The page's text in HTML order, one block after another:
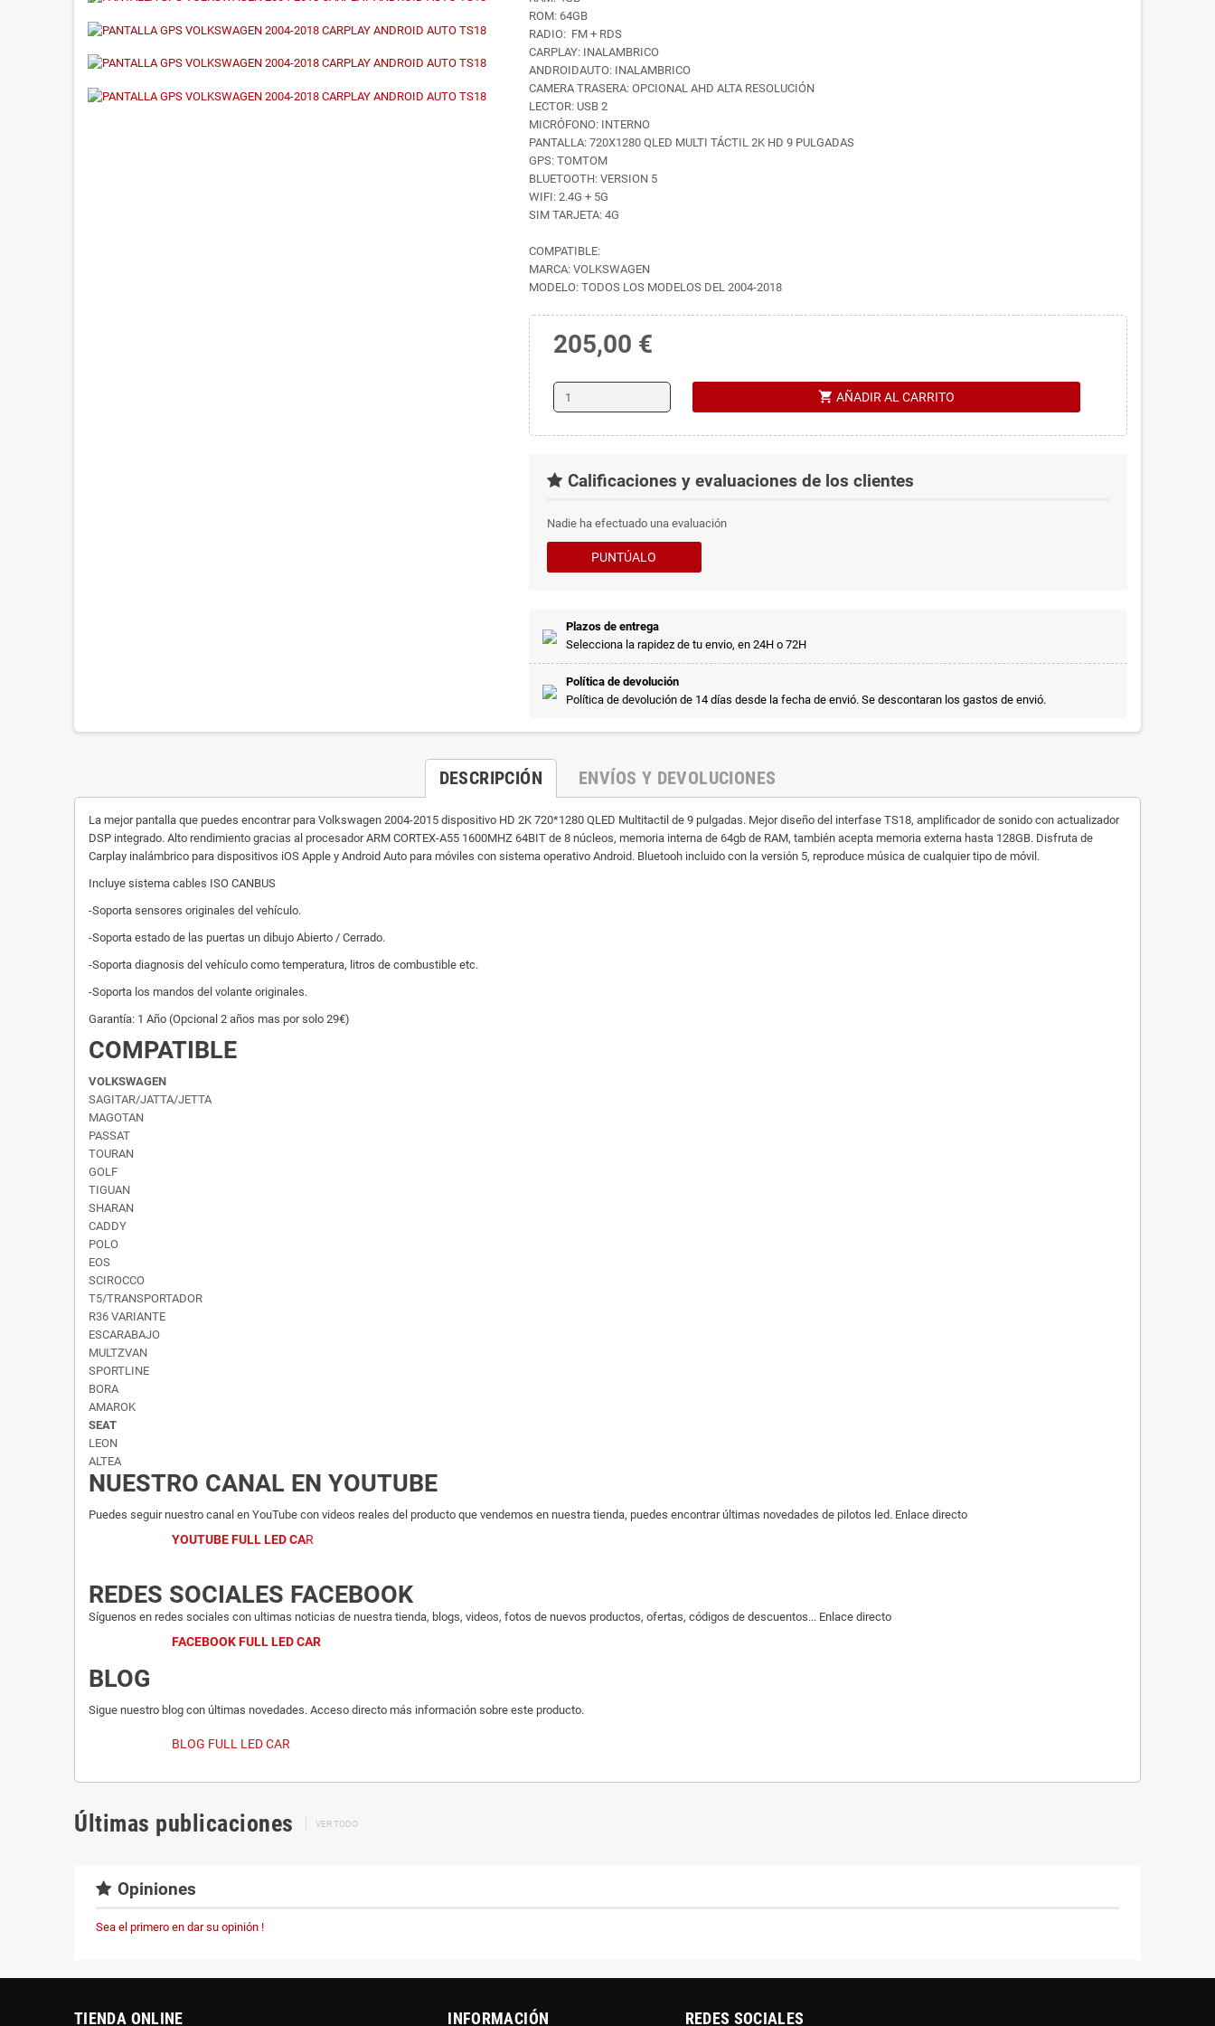
ROM: 64GB
RADIO: FM + RDS
CARPLAY: INALAMBRICO
ANDROIDAUTO: INALAMBRICO
CAMERA TRASERA: OPCIONAL AHD ALTA RESOLUCIÓN
LECTOR: USB 2
MICRÓFONO: INTERNO
PANTALLA: 720X1280 QLED MULTI TÁCTIL 2K HD 9 PULGADAS
GPS: TOMTOM
BLUETOOTH: VERSION 5
WIFI: 2.4G + 5G
SIM TARJETA: 4G
COMPATIBLE:
MARCA: VOLKSWAGEN
MODELO: TODOS LOS MODELOS DEL 2004-2018
205,00 €
shopping_cart AÑADIR AL CARRITO
Calificaciones y evaluaciones de los clientes
Nadie ha efectuado una evaluación
PUNTÚALO
Plazos de entrega
Selecciona la rapidez de tu envio, en 24H o 72H
Política de devolución
Política de devolución de 14 días desde la fecha de envió. Se descontaran los gastos de envió.
DESCRIPCIÓN ENVÍOS Y DEVOLUCIONES
La mejor pantalla que puedes encontrar para Volkswagen 2004-2015 dispositivo HD 2K 720*1280 QLED Multitactil de 9 pulgadas. Mejor diseño del interfase TS18, amplificador de sonido con actualizador
DSP integrado. Alto rendimiento gracias al procesador ARM CORTEX-A55 1600MHZ 64BIT de 8 núcleos, memoria interna de 64gb de RAM, también acepta memoria externa hasta 128GB. Disfruta de
Carplay inalámbrico para dispositivos iOS Apple y Android Auto para móviles con sistema operativo Android. Bluetooh incluido con la versión 5, reproduce música de cualquier tipo de móvil.
Incluye sistema cables ISO CANBUS
-Soporta sensores originales del vehículo.
-Soporta estado de las puertas un dibujo Abierto / Cerrado.
-Soporta diagnosis del vehículo como temperatura, litros de combustible etc.
-Soporta los mandos del volante originales.
Garantía: 1 Año (Opcional 2 años mas por solo 29€)
COMPATIBLE
VOLKSWAGEN
SAGITAR/JATTA/JETTA
MAGOTAN
PASSAT
TOURAN
GOLF
TIGUAN
SHARAN
CADDY
POLO
EOS
SCIROCCO
T5/TRANSPORTADOR
R36 VARIANTE
ESCARABAJO
MULTZVAN
SPORTLINE
BORA
AMAROK
SEAT
LEON
ALTEA
NUESTRO CANAL EN YOUTUBE
Puedes seguir nuestro canal en YouTube con videos reales del producto que vendemos en nuestra tienda, puedes encontrar últimas novedades de pilotos led. Enlace directo
YOUTUBE FULL LED CAR
REDES SOCIALES FACEBOOK
Síguenos en redes sociales con ultimas noticias de nuestra tienda, blogs, videos, fotos de nuevos productos, ofertas, códigos de descuentos... Enlace directo
FACEBOOK FULL LED CAR
BLOG
Sigue nuestro blog con últimas novedades. Acceso directo más información sobre este producto.
BLOG FULL LED CAR
Últimas publicaciones VER TODO
Opiniones
Sea el primero en dar su opinión !
TIENDA ONLINE INFORMACIÓN REDES SOCIALES